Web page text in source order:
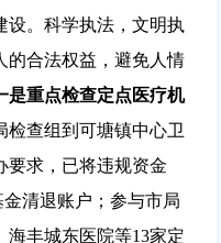
设。科学执法，文明执
的合法权益，避免人情
是重点检查定点医疗机
检查组到可塘镇中心卫
要求，已将违规资金
清退账户；参与市局
丰城东医院等13家定